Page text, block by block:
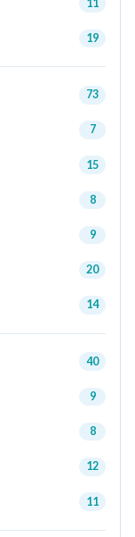
11
19
73
7
15
8
9
20
14
40
9
8
12
11